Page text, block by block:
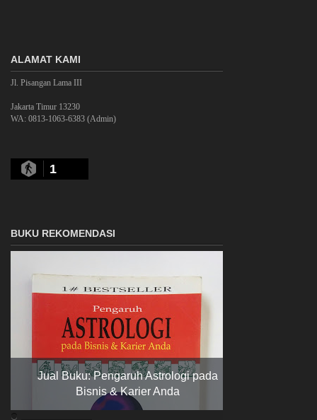
ALAMAT KAMI
Jl. Pisangan Lama III
Jakarta Timur 13230
WA: 0813-1063-6383 (Admin)
1
BUKU REKOMENDASI
Jual Buku: Pengaruh Astrologi pada
Bisnis & Karier Anda